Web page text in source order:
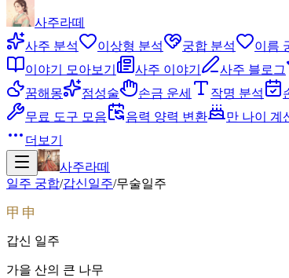
사주라떼
사주 분석
이상형 분석 궁합 분석 이름
이야기 모아보기
사주 이야기 사주 블로그
꿈해몽
점성술 손금 운세 작명 분석
무료 도구 모음
음력 양력 변환 만 나이 계
더보기
사주라떼
일주 궁합/갑신일주/무술일주
甲申
갑신 일주
가을 산의 큰 나무